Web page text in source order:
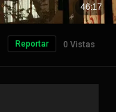
0 Vistas
Reportar